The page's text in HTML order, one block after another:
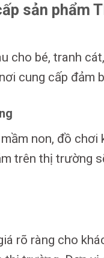
sản phẩm
cho bé, tranh
cung cấp đảm
non, đồ chơi
trên thị trường
rõ ràng cho